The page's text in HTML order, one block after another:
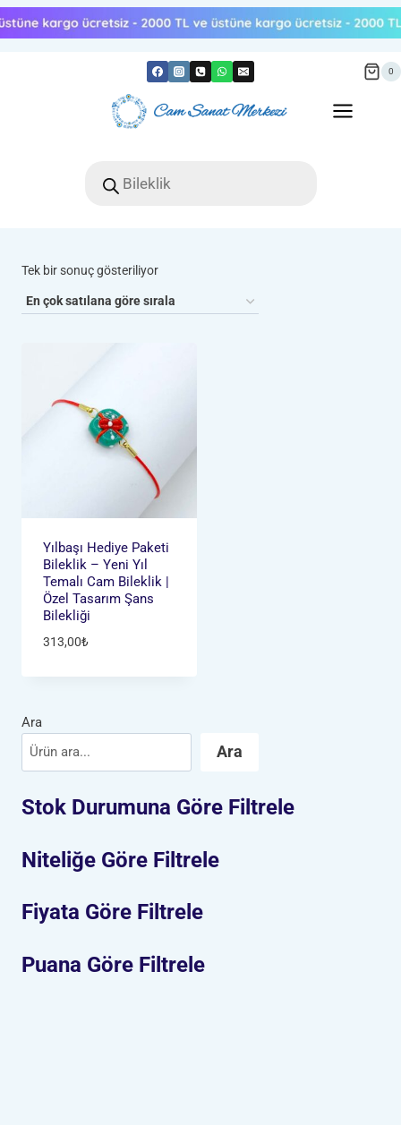
Skip
to
0
search
Tek bir sonuç gösteriliyor
Yılbaşı Hediye Paketi
Bileklik – Yeni Yıl
Temalı Cam Bileklik |
Özel Tasarım Şans
Bilekliği
313,00₺
Ara
Ara
Stok Durumuna Göre Filtrele
Niteliğe Göre Filtrele
Fiyata Göre Filtrele
Puana Göre Filtrele